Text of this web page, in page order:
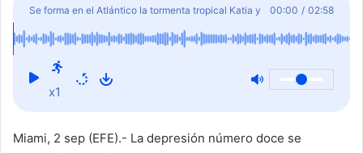
Se forma en el Atlántico la tormenta tropical Katia y
Gert resiste fortalecida
00:00 / 02:58
x1
Miami, 2 sep (EFE).- La depresión número doce se